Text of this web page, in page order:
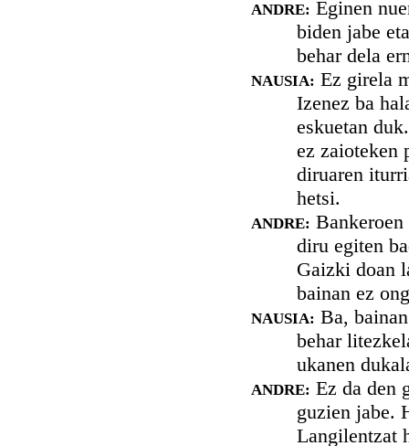
ANDRE: Eginen
biden jabe
behar dela
NAUSIA: Ez girela
Izenez ba
eskuetan
ez zaioteken
diruaren
hetsi.
ANDRE:
diru egiten
Gaizki doan
bainan ez
NAUSIA: Ba,
behar
ukanen
ANDRE: Ez da den
guzien jabe.
Langilentzat